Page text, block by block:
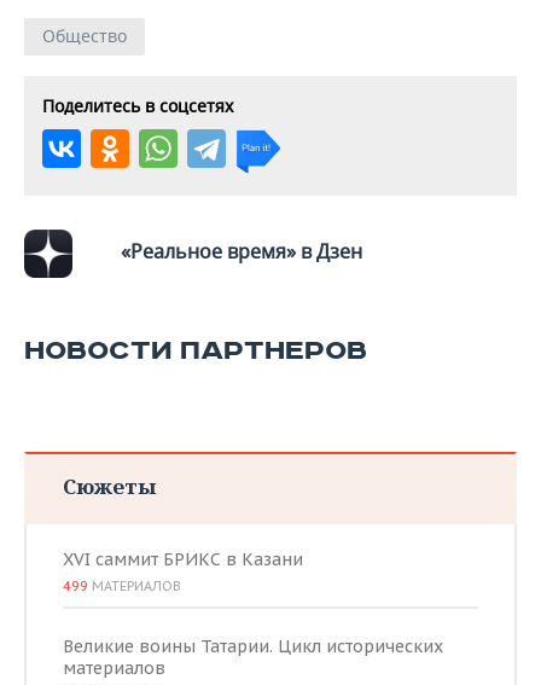
Общество
Поделитесь в соцсетях
«Реальное время» в Дзен
НОВОСТИ ПАРТНЕРОВ
Сюжеты
XVI саммит БРИКС в Казани
499 МАТЕРИАЛОВ
Великие воины Татарии. Цикл исторических
материалов